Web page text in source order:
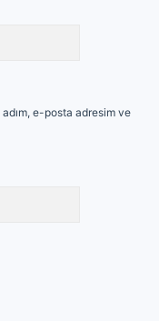
e-posta adresim ve